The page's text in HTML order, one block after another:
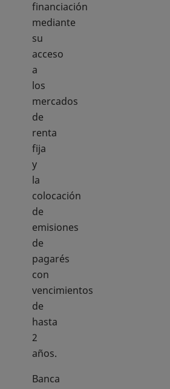
financiación
mediante
su
acceso
a
los
mercados
de
renta
fija
y
la
colocación
de
emisiones
de
pagarés
con
vencimientos
de
hasta
2
años.
Banca